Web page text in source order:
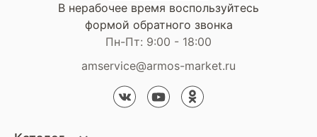
В нерабочее время воспользуйтесь
формой обратного звонка
Пн-Пт: 9:00 - 18:00
amservice@armos-market.ru